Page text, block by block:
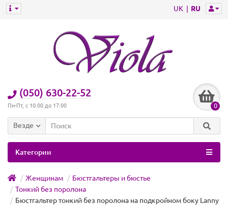
UK RU
(050) 630-22-52
Пн-Пт, с 10:00 до 17:00 0
Везде
Категории
Женщинам
Бюстгальтеры и бюстье
Тонкий без поролона
Бюстгальтер тонкий без поролона на подкройном боку Lanny